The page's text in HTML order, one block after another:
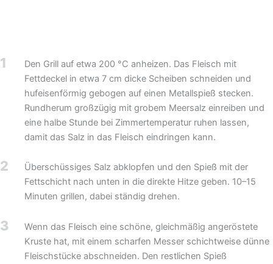
1
Den Grill auf etwa 200 °C anheizen. Das Fleisch mit
Fettdeckel in etwa 7 cm dicke Scheiben schneiden und
hufeisenförmig gebogen auf einen Metallspieß stecken.
Rundherum großzügig mit grobem Meersalz einreiben und
eine halbe Stunde bei Zimmertemperatur ruhen lassen,
damit das Salz in das Fleisch eindringen kann.
2
Überschüssiges Salz abklopfen und den Spieß mit der
Fettschicht nach unten in die direkte Hitze geben. 10–15
Minuten grillen, dabei ständig drehen.
3
Wenn das Fleisch eine schöne, gleichmäßig angeröstete
Kruste hat, mit einem scharfen Messer schichtweise dünne
Fleischstücke abschneiden. Den restlichen Spieß